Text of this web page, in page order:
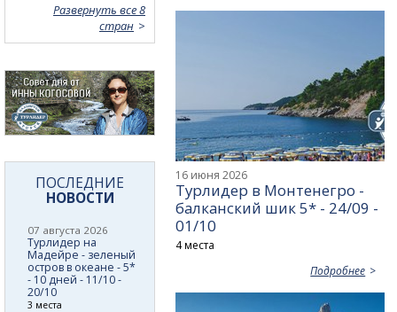
16 июня 2026
Турлидер в Монтенегро -
балканский шик 5* - 24/09 -
01/10
4 места
Подробнее
Развернуть все 8
стран
ПОСЛЕДНИЕ
НОВОСТИ
07 августа 2026
Турлидер на
Мадейре - зеленый
остров в океане - 5*
- 10 дней - 11/10 -
20/10
3 места